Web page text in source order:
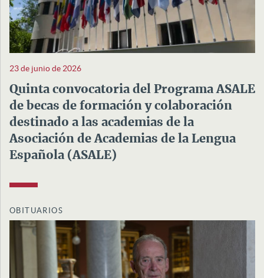
23 de junio de 2026
Quinta convocatoria del Programa ASALE
de becas de formación y colaboración
destinado a las academias de la
Asociación de Academias de la Lengua
Española (ASALE)
OBITUARIOS